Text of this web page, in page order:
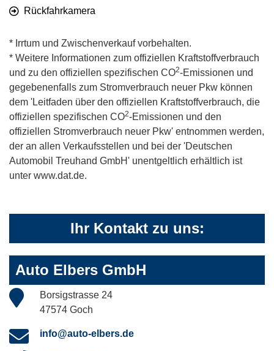
Rückfahrkamera
* Irrtum und Zwischenverkauf vorbehalten.
* Weitere Informationen zum offiziellen Kraftstoffverbrauch
und zu den offiziellen spezifischen CO2-Emissionen und
gegebenenfalls zum Stromverbrauch neuer Pkw können
dem 'Leitfaden über den offiziellen Kraftstoffverbrauch, die
offiziellen spezifischen CO2-Emissionen und den
offiziellen Stromverbrauch neuer Pkw' entnommen werden,
der an allen Verkaufsstellen und bei der 'Deutschen
Automobil Treuhand GmbH' unentgeltlich erhältlich ist
unter www.dat.de.
Ihr Kontakt zu uns:
Auto Elbers GmbH
Borsigstrasse 24
47574 Goch
info@auto-elbers.de